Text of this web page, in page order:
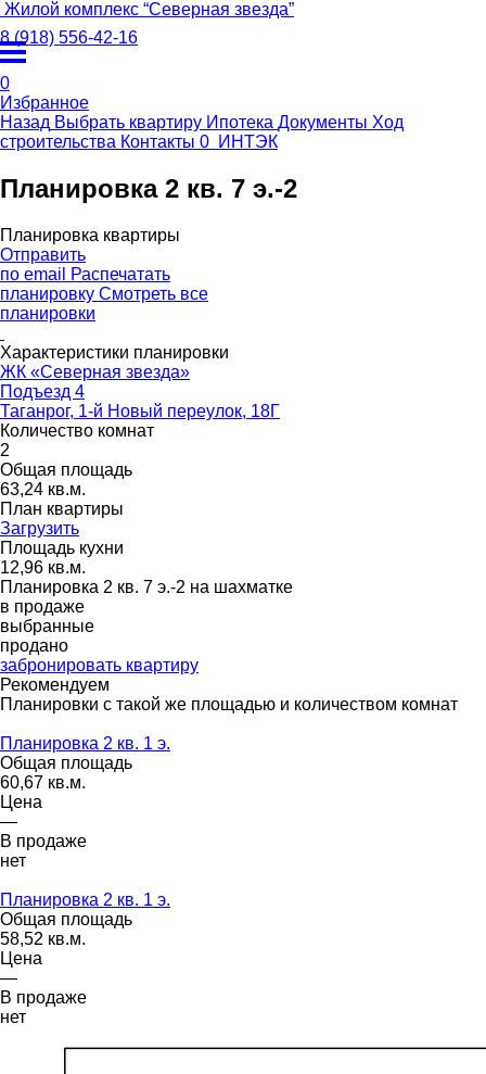
Жилой комплекс “Северная звезда”
8 (918) 556-42-16
0
Избранное
Назад Выбрать квартиру Ипотека Документы Ход
строительства Контакты 0 ИНТЭК
Планировка 2 кв. 7 э.-2
Планировка квартиры
Отправить
по email
Распечатать
планировку Смотреть все
планировки
Характеристики планировки
ЖК «Северная звезда»
Подъезд 4
Таганрог, 1-й Новый переулок, 18Г
Количество комнат
2
Общая площадь
63,24 кв.м.
План квартиры
Загрузить
Площадь кухни
12,96 кв.м.
Планировка 2 кв. 7 э.-2 на шахматке
в продаже
выбранные
продано
забронировать квартиру
Рекомендуем
Планировки с такой же площадью и количеством комнат
Планировка 2 кв. 1 э.
Общая площадь
60,67 кв.м.
Цена
—
В продаже
нет
Планировка 2 кв. 1 э.
Общая площадь
58,52 кв.м.
Цена
—
В продаже
нет